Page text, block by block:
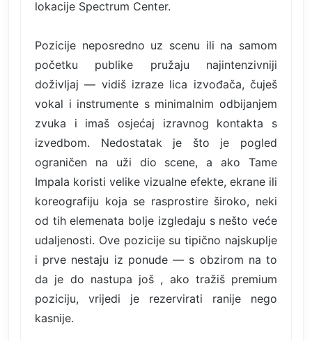
lokacije Spectrum Center.
Pozicije neposredno uz scenu ili na samom
početku publike pružaju najintenzivniji
doživljaj — vidiš izraze lica izvođača, čuješ
vokal i instrumente s minimalnim odbijanjem
zvuka i imaš osjećaj izravnog kontakta s
izvedbom. Nedostatak je što je pogled
ograničen na uži dio scene, a ako Tame
Impala koristi velike vizualne efekte, ekrane ili
koreografiju koja se rasprostire široko, neki
od tih elemenata bolje izgledaju s nešto veće
udaljenosti. Ove pozicije su tipično najskuplje
i prve nestaju iz ponude — s obzirom na to
da je do nastupa još , ako tražiš premium
poziciju, vrijedi je rezervirati ranije nego
kasnije.